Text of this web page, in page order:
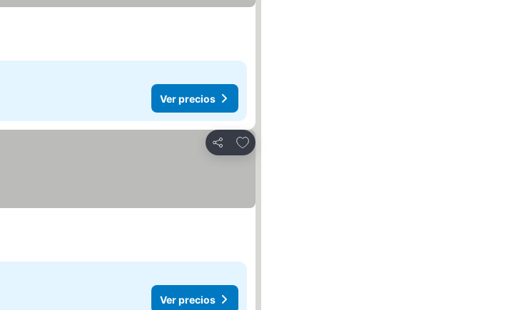
Ver precios
Compartir
Añadir a favoritos
Ver precios